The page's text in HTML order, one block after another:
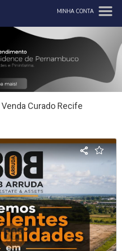
MINHA CONTA
Curado Recife